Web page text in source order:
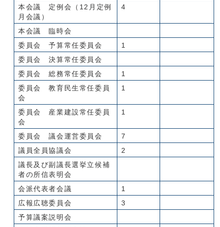
本会議 定例会（12月定例
月会議）
4
本会議 臨時会
委員会 予算常任委員会
1
委員会 決算常任委員会
委員会 総務常任委員会
1
委員会 教育民生常任委員
会
1
委員会 産業建設常任委員
会
1
委員会 議会運営委員会
7
議員全員協議会
2
議長及び副議長選挙立候補
者の所信表明会
会派代表者会議
1
広報広聴委員会
3
予算議案説明会